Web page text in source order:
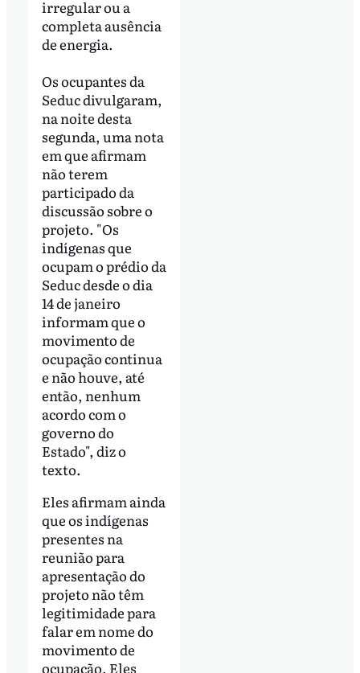
irregular ou a
completa ausência
de energia.
Os ocupantes da
Seduc divulgaram,
na noite desta
segunda, uma nota
em que afirmam
não terem
participado da
discussão sobre o
projeto. "Os
indígenas que
ocupam o prédio da
Seduc desde o dia
14 de janeiro
informam que o
movimento de
ocupação continua
e não houve, até
então, nenhum
acordo com o
governo do
Estado", diz o
texto.
Eles afirmam ainda
que os indígenas
presentes na
reunião para
apresentação do
projeto não têm
legitimidade para
falar em nome do
movimento de
ocupação. Eles